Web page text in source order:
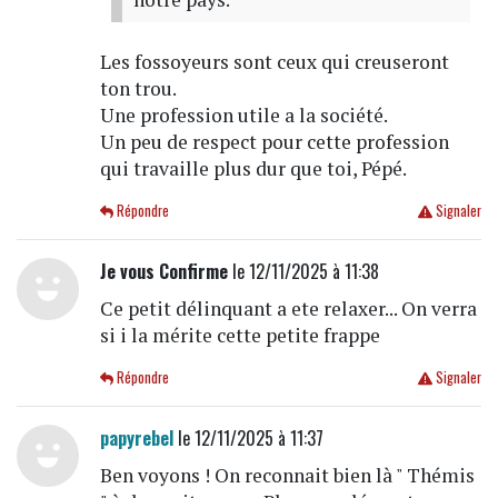
Les fossoyeurs sont ceux qui creuseront
ton trou.
Une profession utile a la société.
Un peu de respect pour cette profession
qui travaille plus dur que toi, Pépé.
Signaler
Répondre
Je vous Confirmele 12/11/2025 à 11:38
Ce petit délinquant a ete relaxer... On verra
si i la mérite cette petite frappe
Signaler
Répondre
papyrebelle 12/11/2025 à 11:37
Ben voyons ! On reconnait bien là " Thémis